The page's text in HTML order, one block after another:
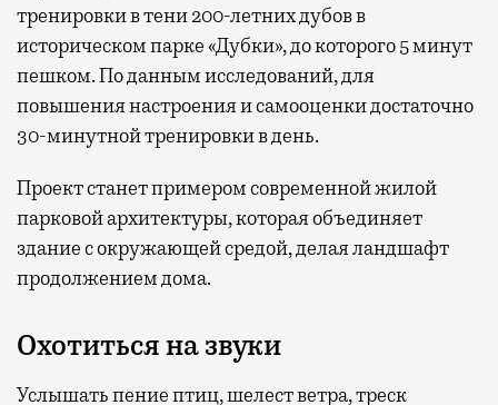
тренировки в тени 200-летних дубов в
историческом парке «Дубки», до которого 5 минут
пешком. По данным исследований, для
повышения настроения и самооценки достаточно
30-минутной тренировки в день.
Проект станет примером современной жилой
парковой архитектуры, которая объединяет
здание с окружающей средой, делая ландшафт
продолжением дома.
Охотиться на звуки
Услышать пение птиц, шелест ветра, треск